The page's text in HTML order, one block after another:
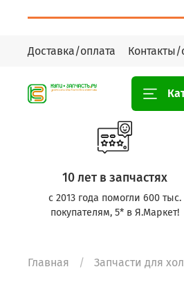
Доставка/оплата
10 лет в запчастях
с 2013 года помогли 600 тыс.
покупателям, 5* в Я.Маркет!
Главная Запчасти для